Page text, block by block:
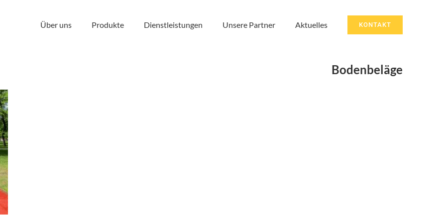
Über uns Produkte Dienstleistungen Unsere Partner Aktuelles KONTAKT
Bodenbeläge